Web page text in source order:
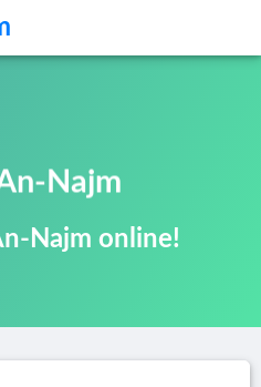
Najm
Najm online!